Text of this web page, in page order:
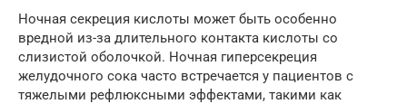
Ночная секреция кислоты может быть особенно
вредной из-за длительного контакта кислоты со
слизистой оболочкой. Ночная гиперсекреция
желудочного сока часто встречается у пациентов с
тяжелыми рефлюксными эффектами, такими как